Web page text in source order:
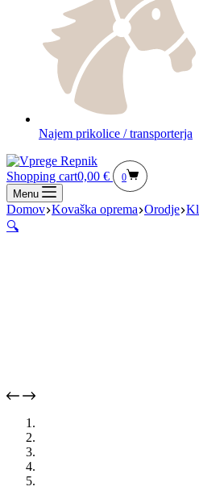
Najem prikolice / transporterja
Shopping cart0,00 € 0
Menu
Domov Kovaška oprema Orodje
🔍